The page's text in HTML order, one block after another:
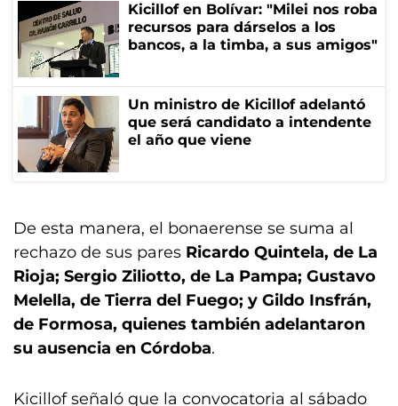
Kicillof en Bolívar: "Milei nos roba
recursos para dárselos a los
bancos, a la timba, a sus amigos"
Un ministro de Kicillof adelantó
que será candidato a intendente
el año que viene
De esta manera, el bonaerense se suma al
rechazo de sus pares Ricardo Quintela, de La
Rioja; Sergio Ziliotto, de La Pampa; Gustavo
Melella, de Tierra del Fuego; y Gildo Insfrán,
de Formosa, quienes también adelantaron
su ausencia en Córdoba.
Kicillof señaló que la convocatoria al sábado